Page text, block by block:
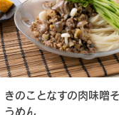
きのことなすの肉味噌
うめん